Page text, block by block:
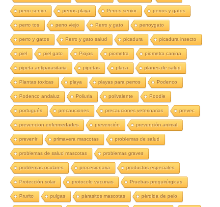
perro senior perros playa Perros senior perros y gatos
perro tos perro viejo Perro y gato perroygato
perro y gatos Perro y gato salud picadura picadura insecto
piel piel gato Piojos piometra piometra canina
pipeta antiparasitaria pipetas placa planes de salud
Plantas toxicas playa playas para perros Podenco
Podenco andaluz Poliuria polivalente Poodle
portugués precauciones precauciones veterinarias prevec
prevencion enfermedades prevención prevención animal
prevenir primavera mascotas problemas de salud
problemas de salud mascotas problemas graves
problemas oculares procesionaria productos especiales
Protección solar protocolo vacunas Pruebas prequirúrgicas
Prurito pulgas párasitos mascotas pérdida de pelo